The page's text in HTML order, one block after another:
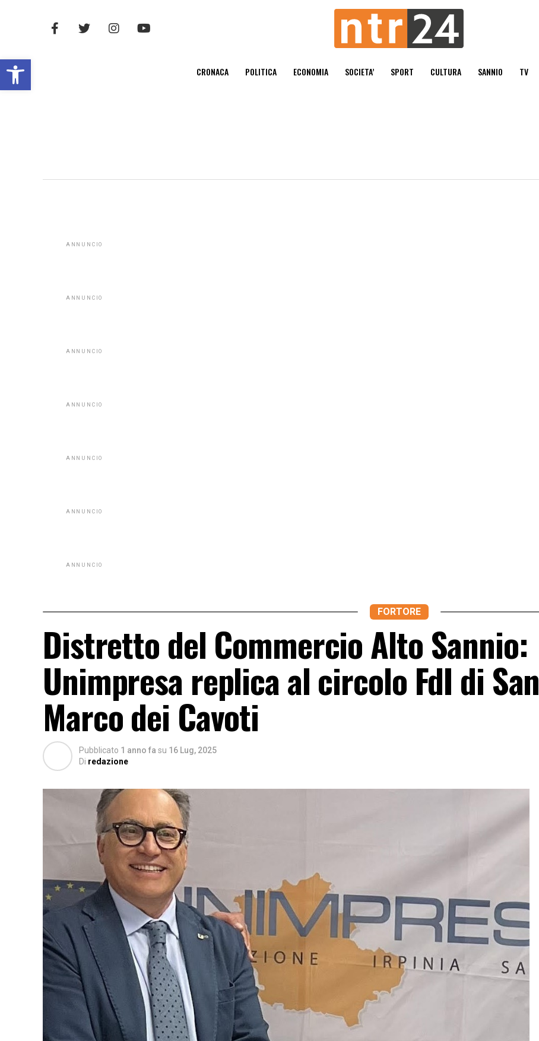
Open toolbar CRONACA POLITICA ECONOMIA SOCIETA’ SPORT CULTURA SANNIO TV
ANNUNCIO
ANNUNCIO
ANNUNCIO
ANNUNCIO
ANNUNCIO
ANNUNCIO
ANNUNCIO
FORTORE
Distretto del Commercio Alto Sannio:
Unimpresa replica al circolo FdI di San
Marco dei Cavoti
Pubblicato 1 anno fa su 16 Lug, 2025
Di redazione